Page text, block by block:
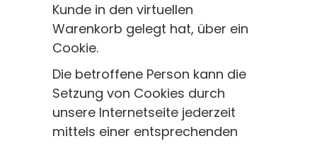
Kunde in den virtuellen
Warenkorb gelegt hat, über ein
Cookie.
Die betroffene Person kann die
Setzung von Cookies durch
unsere Internetseite jederzeit
mittels einer entsprechenden